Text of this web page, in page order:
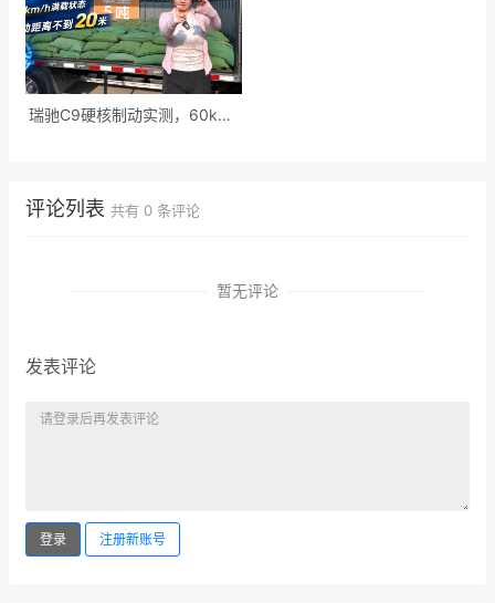
瑞驰C9硬核制动实测，60kmh
评论列表 共有 0 条评论
暂无评论
发表评论
登录 注册新账号